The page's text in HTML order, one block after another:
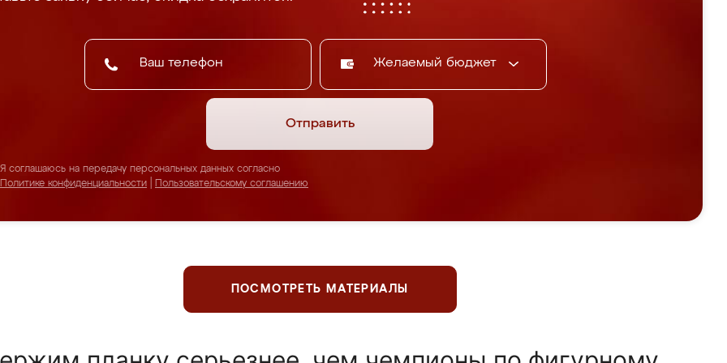
Желаемый бюджет
Отправить
Я соглашаюсь на передачу персональных данных согласно
Политике конфиденциальности
Пользовательскому соглашению
ПОСМОТРЕТЬ МАТЕРИАЛЫ